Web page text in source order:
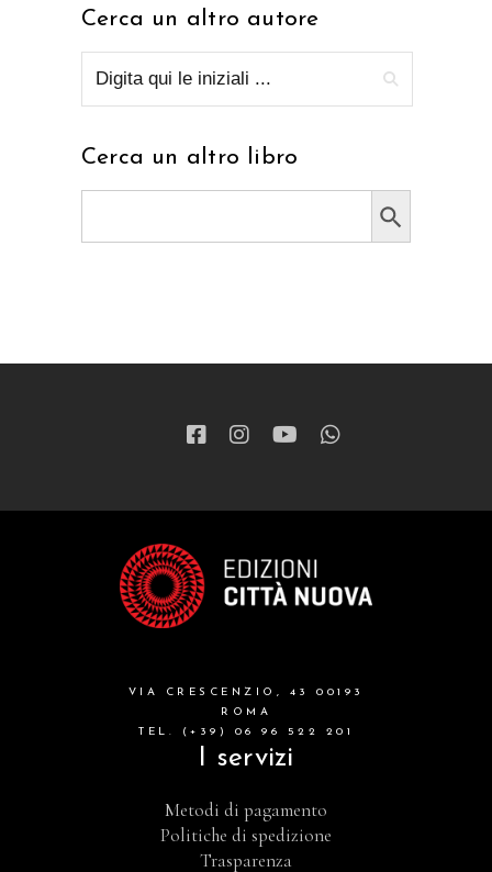
Cerca un altro autore
Cerca un altro libro
Search Button
VIA CRESCENZIO, 43 00193
ROMA
TEL. (+39) 06 96 522 201
I servizi
Metodi di pagamento
Politiche di spedizione
Trasparenza